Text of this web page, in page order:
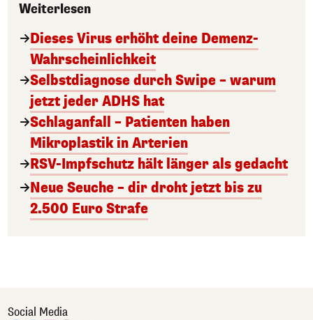
Weiterlesen
Dieses Virus erhöht deine Demenz-
Wahrscheinlichkeit
Selbstdiagnose durch Swipe – warum
jetzt jeder ADHS hat
Schlaganfall – Patienten haben
Mikroplastik in Arterien
RSV-Impfschutz hält länger als gedacht
Neue Seuche – dir droht jetzt bis zu
2.500 Euro Strafe
Social Media